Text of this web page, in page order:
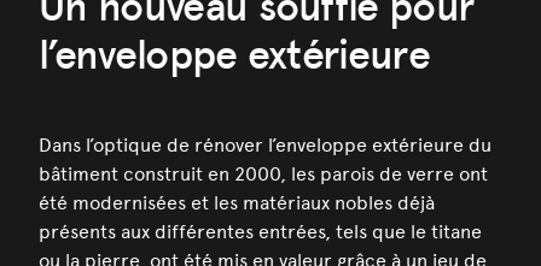
l’enveloppe extérieure
Dans l’optique de rénover l’enveloppe extérieure du
bâtiment construit en 2000, les parois de verre ont
été modernisées et les matériaux nobles déjà
présents aux différentes entrées, tels que le titane
ou la pierre, ont été mis en valeur grâce à un jeu de